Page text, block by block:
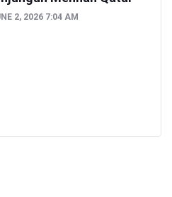
2, 2026 7:04 AM